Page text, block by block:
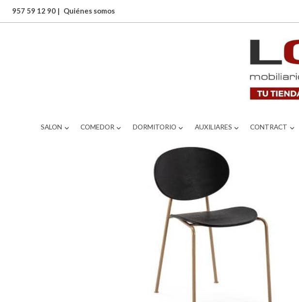
957 59 12 90 | Quiénes somos
SALON COMEDOR DORMITORIO AUXILIARES CONTRACT